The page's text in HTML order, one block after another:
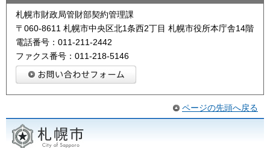
札幌市財政局管財部契約管理課
〒060-8611 札幌市中央区北1条西2丁目 札幌市役所本庁舎14階
電話番号：011-211-2442
ファクス番号：011-218-5146
ページの先頭へ戻る